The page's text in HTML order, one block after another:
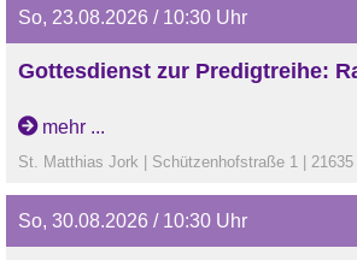
So, 23.08.2026 / 10:30 Uhr
Gottesdienst zur Predigtreihe:
Gottesdienst zur Predigtreihe: Rainer
mehr ...
St. Matthias Jork | Schützenhofstraße 1 | 21635
So, 30.08.2026 / 10:30 Uhr